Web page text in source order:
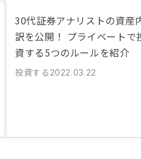
30代証券アナリストの資産
訳を公開！ プライベートで
資する5つのルールを紹介
投資する 2022.03.22